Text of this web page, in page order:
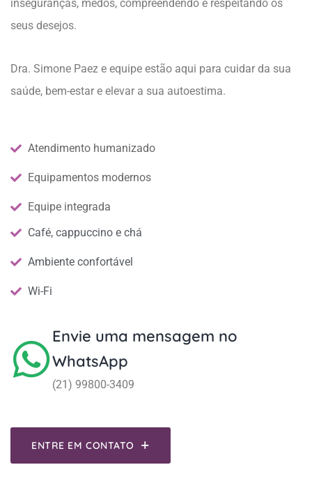
inseguranças, medos, compreendendo e respeitando os
seus desejos.
Dra. Simone Paez e equipe estão aqui para cuidar da sua
saúde, bem-estar e elevar a sua autoestima.
Atendimento humanizado
Equipamentos modernos
Equipe integrada
Café, cappuccino e chá
Ambiente confortável
Wi-Fi
Envie uma mensagem no
WhatsApp
(21) 99800-3409
ENTRE EM CONTATO